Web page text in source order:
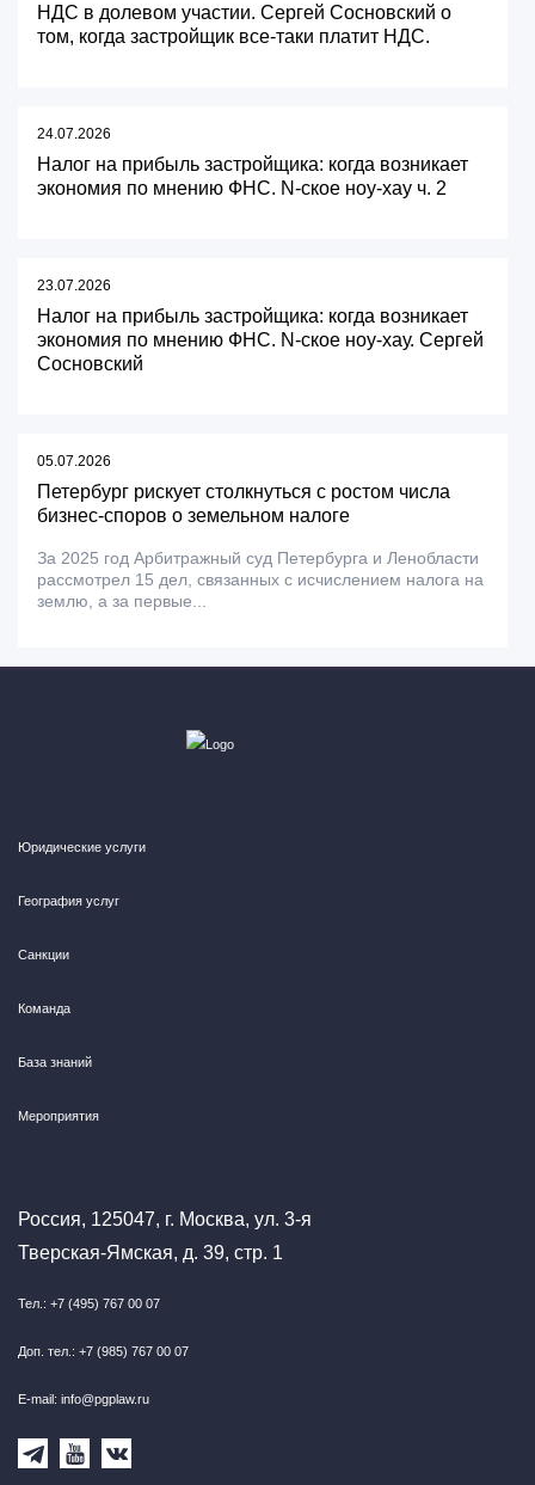
НДС в долевом участии. Сергей Сосновский о
том, когда застройщик все-таки платит НДС.
24.07.2026
Налог на прибыль застройщика: когда возникает
экономия по мнению ФНС. N-ское ноу-хау ч. 2
23.07.2026
Налог на прибыль застройщика: когда возникает
экономия по мнению ФНС. N-ское ноу-хау. Сергей
Сосновский
05.07.2026
Петербург рискует столкнуться с ростом числа
бизнес-споров о земельном налоге
За 2025 год Арбитражный суд Петербурга и Ленобласти
рассмотрел 15 дел, связанных с исчислением налога на
землю, а за первые...
Юридические услуги
География услуг
Санкции
Команда
База знаний
Мероприятия
Россия, 125047, г. Москва, ул. 3-я
Тверская-Ямская, д. 39, стр. 1
Тел.: +7 (495) 767 00 07
Доп. тел.: +7 (985) 767 00 07
E-mail: info@pgplaw.ru